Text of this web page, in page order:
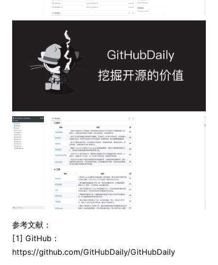
参考文献：
[1] GitHub：
https://github.com/GitHubDaily/GitHubDaily